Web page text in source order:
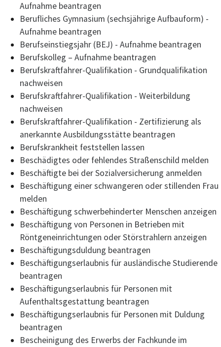
Aufnahme beantragen
Berufliches Gymnasium (sechsjährige Aufbauform) -
Aufnahme beantragen
Berufseinstiegsjahr (BEJ) - Aufnahme beantragen
Berufskolleg – Aufnahme beantragen
Berufskraftfahrer-Qualifikation - Grundqualifikation
nachweisen
Berufskraftfahrer-Qualifikation - Weiterbildung
nachweisen
Berufskraftfahrer-Qualifikation - Zertifizierung als
anerkannte Ausbildungsstätte beantragen
Berufskrankheit feststellen lassen
Beschädigtes oder fehlendes Straßenschild melden
Beschäftigte bei der Sozialversicherung anmelden
Beschäftigung einer schwangeren oder stillenden Frau
melden
Beschäftigung schwerbehinderter Menschen anzeigen
Beschäftigung von Personen in Betrieben mit
Röntgeneinrichtungen oder Störstrahlern anzeigen
Beschäftigungsduldung beantragen
Beschäftigungserlaubnis für ausländische Studierende
beantragen
Beschäftigungserlaubnis für Personen mit
Aufenthaltsgestattung beantragen
Beschäftigungserlaubnis für Personen mit Duldung
beantragen
Bescheinigung des Erwerbs der Fachkunde im